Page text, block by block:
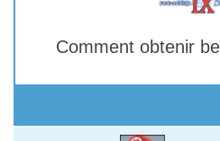
Comment obtenir